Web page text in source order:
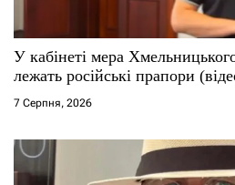
с
і
в
У кабінеті мера
лежать російські прапори
7 Серпня, 2026